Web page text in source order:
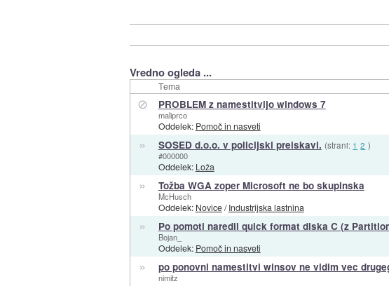
Vredno ogleda ...
Tema
⊘ PROBLEM z namestitvijo windows 7
maliprco
Oddelek: Pomoč in nasveti
» SOSED d.o.o. v policijski preiskavi. (strani: 1 2 )
#000000
Oddelek: Loža
» Tožba WGA zoper Microsoft ne bo skupinska
McHusch
Oddelek: Novice/Industrijska lastnina
» Po pomoti naredil quick format diska C (z
Bojan_
Oddelek: Pomoč in nasveti
» po ponovni namestitvi winsov ne vidim vec
nimitz